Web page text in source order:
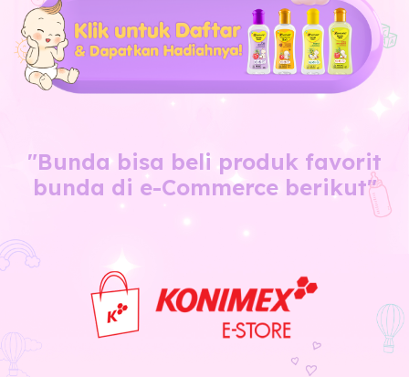
"Bunda bisa beli produk favorit
bunda di e-Commerce berikut"